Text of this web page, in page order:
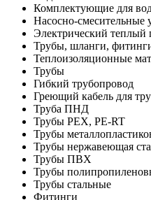
Комплектующие для
Насосно-смесительные
Электрический теплый
Трубы, шланги,
Теплоизоляционные
Трубы
Гибкий трубопровод
Греющий кабель для
Труба ПНД
Трубы PEX, PE-RT
Трубы
Трубы нержавеющая
Трубы ПВХ
Трубы
Трубы стальные
Фитинги